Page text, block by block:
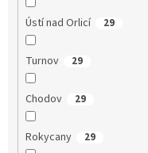
Ústí nad Orlicí 29
Turnov 29
Chodov 29
Rokycany 29